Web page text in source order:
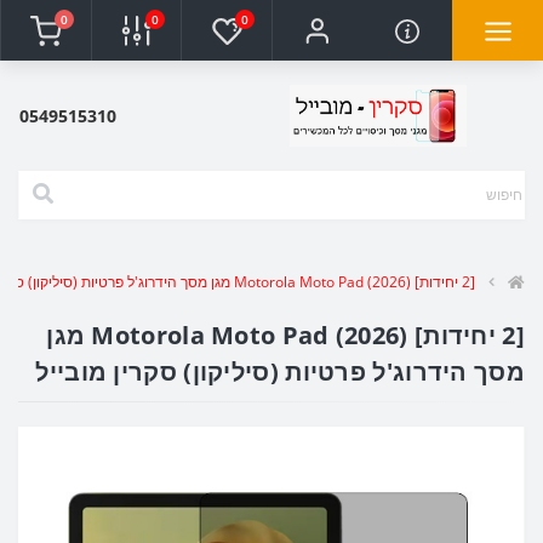
0
0
0
0549515310
[2 יחידות] Motorola Moto Pad (2026) מגן מסך הידרוג'ל פרטיות (סיליקון) סקרין מובייל
[2 יחידות] Motorola Moto Pad (2026) מגן
מסך הידרוג'ל פרטיות (סיליקון) סקרין מובייל